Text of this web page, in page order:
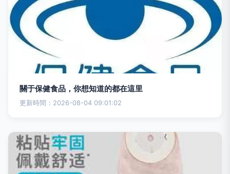
關于保健食品，你想知道的都在這里
更新時間：2026-08-04 09:01:02